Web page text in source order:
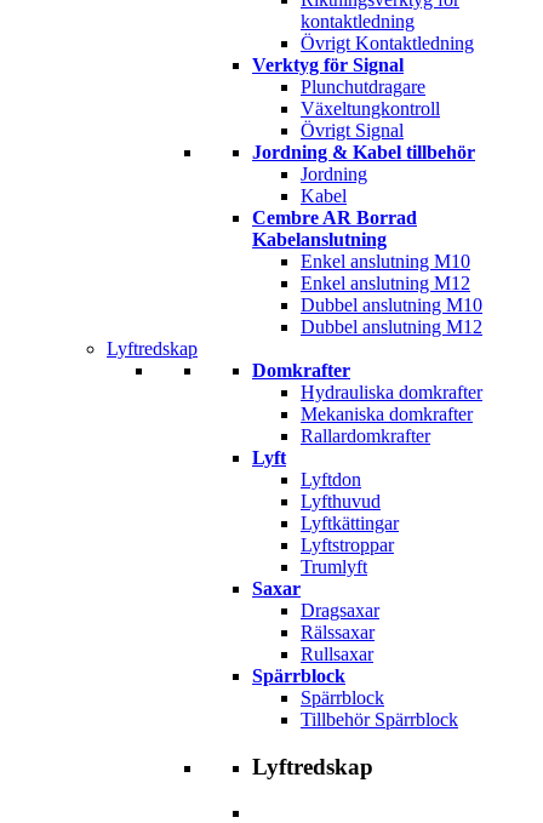
kontaktledning
Övrigt Kontaktledning
Verktyg för Signal
Plunchutdragare
Växeltungkontroll
Övrigt Signal
Jordning & Kabel tillbehör
Jordning
Kabel
Cembre AR Borrad
Kabelanslutning
Enkel anslutning M10
Enkel anslutning M12
Dubbel anslutning M10
Dubbel anslutning M12
Lyftredskap
Domkrafter
Hydrauliska domkrafter
Mekaniska domkrafter
Rallardomkrafter
Lyft
Lyftdon
Lyfthuvud
Lyftkättingar
Lyftstroppar
Trumlyft
Saxar
Dragsaxar
Rälssaxar
Rullsaxar
Spärrblock
Spärrblock
Tillbehör Spärrblock
Lyftredskap